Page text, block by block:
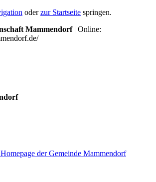
oderzur Startseite springen.
Mammendorf| Online: